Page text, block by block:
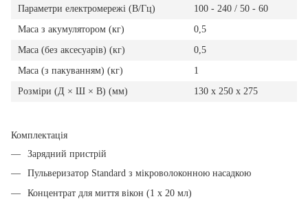
Параметри електромережі (В/Гц)
100 - 240 / 50 - 60
Маса з акумулятором (кг)
0,5
Маса (без аксесуарів) (кг)
0,5
Маса (з пакуванням) (кг)
1
Розміри (Д × Ш × В) (мм)
130 x 250 x 275
Комплектація
Зарядний пристрій
Пульверизатор Standard з мікроволоконною насадкою
Концентрат для миття вікон (1 х 20 мл)